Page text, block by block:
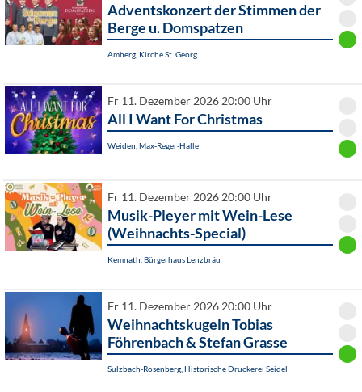
Adventskonzert der Stimmen der
Berge u. Domspatzen
Amberg, Kirche St. Georg
Fr 11. Dezember 2026 20:00 Uhr
All I Want For Christmas
Weiden, Max-Reger-Halle
Fr 11. Dezember 2026 20:00 Uhr
Musik-Pleyer mit Wein-Lese
(Weihnachts-Special)
Kemnath, Bürgerhaus Lenzbräu
Fr 11. Dezember 2026 20:00 Uhr
Weihnachtskugeln Tobias
Föhrenbach & Stefan Grasse
Sulzbach-Rosenberg, Historische Druckerei Seidel